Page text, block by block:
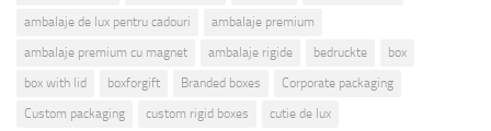
ambalaje de lux pentru cadouri
ambalaje premium
ambalaje premium cu magnet
ambalaje rigide bedruckte
box
box with lid
boxforgift Branded boxes
Corporate packaging
Custom packaging
custom rigid boxes
cutie de lux